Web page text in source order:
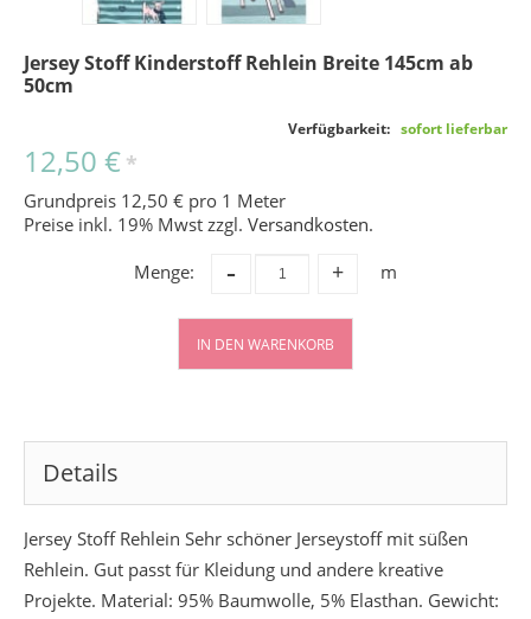
Jersey Stoff Kinderstoff Rehlein Breite 145cm ab
50cm
Verfügbarkeit: sofort lieferbar
12,50 € *
Grundpreis 12,50 € pro 1 Meter
Preise inkl. 19% Mwst zzgl. Versandkosten.
Menge:
+
- m
IN DEN WARENKORB
Details
Jersey Stoff Rehlein Sehr schöner Jerseystoff mit süßen
Rehlein. Gut passt für Kleidung und andere kreative
Projekte. Material: 95% Baumwolle, 5% Elasthan. Gewicht: